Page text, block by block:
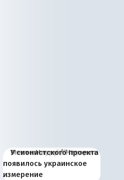
Киевская марионетка
Запада рассказала о
«переобувании» хозяев
В России назрели
перемены: 15 шагов к
суверенной экономике
Миграционный пожар
Европы
Россия начинает
сбрасывать балласт
Анкориджа
Россия зимой 1904
года: первые уступки во
внутренней политике
Русская нация вчера и
сегодня
Почему правый крах в
Варшаве не поможет её
отношениям с Россией?
Место Науру / Науэро в
современной истории
Южной Осетии
У сионистского проекта
появилось украинское
измерение